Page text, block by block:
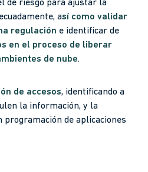
de riesgo para ajustar la
así como validar
regulación e identificar de
en el proceso de liberar
de nube.
de accesos, identificando a
la información, y la
programación de aplicaciones